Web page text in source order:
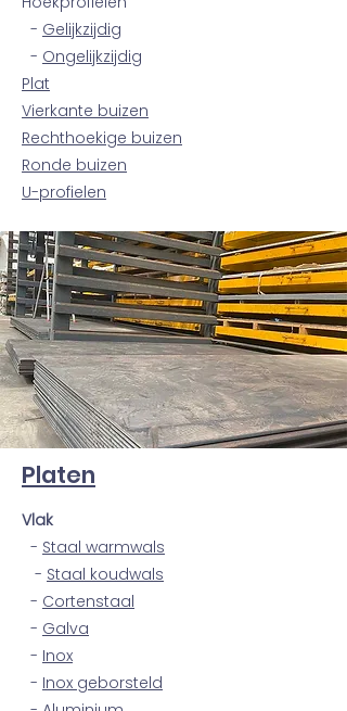
- Gelijkzijdig
- Ongelijkzijdig
Plat
Vierkante buizen
Rechthoekige buizen
Ronde buizen
U-profielen
Platen
Vlak
- Staal warmwals
- Staal koudwals
- Cortenstaal
- Galva
- Inox
- Inox geborsteld